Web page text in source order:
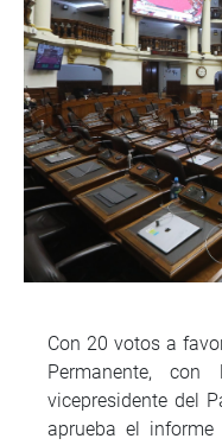
Con 20 votos a
Permanente,
vicepresidente del
aprueba el